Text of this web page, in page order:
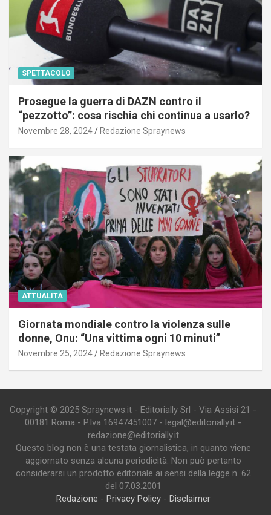
SPETTACOLO
Prosegue la guerra di DAZN contro il
“pezzotto”: cosa rischia chi continua a usarlo?
Novembre 28, 2024 Redazione Spraynews
ATTUALITÀ
Giornata mondiale contro la violenza sulle
donne, Onu: “Una vittima ogni 10 minuti”
Novembre 25, 2024 Redazione Spraynews
Copyright © 2025 Spraynews.it - Editorially Srl - Via Assisi 21 -
00181 Roma - P.Iva 16947451007 - legal@editorially.it -
redazione@editorially.it
Questo blog non è una testata giornalistica, in quanto viene
aggiornato senza alcuna periodicità. Non può pertanto
considerarsi un prodotto editoriale ai sensi della legge n. 62
del 07.03.2001
Redazione - Privacy Policy- Disclaimer